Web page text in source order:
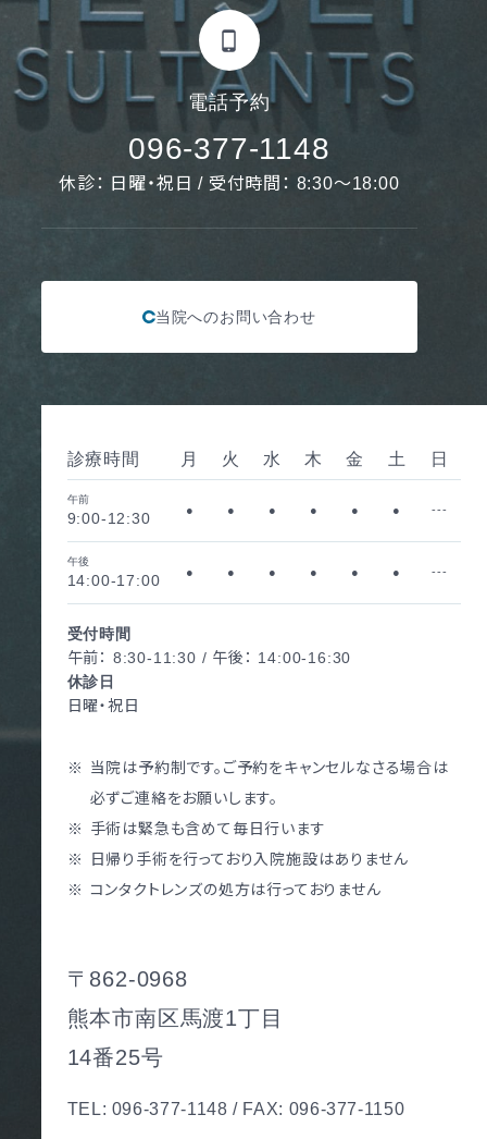
電話予約
096-377-1148
休診： 日曜・祝日 / 受付時間： 8:30〜18:00
当院へのお問い合わせ
診療時間 月 火 水 木 金 土 日
午前
9:00-12:30 ● ● ● ● ● ● ---
午後
14:00-17:00 ● ● ● ● ● ● ---
受付時間
午前： 8:30-11:30 / 午後： 14:00-16:30
休診日
日曜・祝日
当院は予約制です。ご予約をキャンセルなさる場合は
必ずご連絡をお願いします。
手術は緊急も含めて毎日行います
日帰り手術を行っており入院施設はありません
コンタクトレンズの処方は行っておりません
〒862-0968
熊本市南区馬渡1丁目
14番25号
TEL: 096-377-1148 / FAX: 096-377-1150